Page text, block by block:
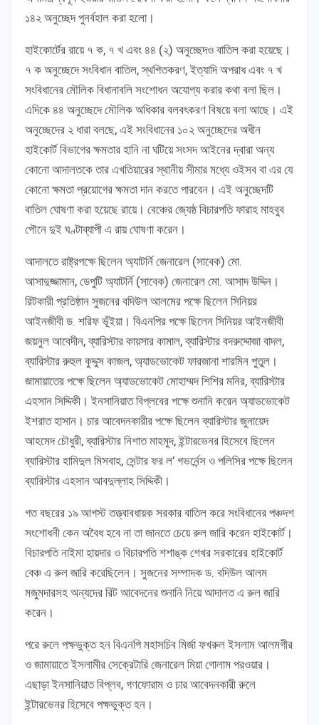
১৪২ অনুচ্ছেদ পুনর্বহাল করা হলো।
হাইকোর্টের রায়ে ৭ ক, ৭ খ এবং ৪৪ (২) অনুচ্ছেদও বাতিল করা হয়েছে।
৭ ক অনুচ্ছেদে সংবিধান বাতিল, স্থগিতকরণ, ইত্যাদি অপরাধ এবং ৭ খ
সংবিধানের মৌলিক বিধানাবলি সংশোধন অযোগ্য করার কথা বলা ছিল।
এদিকে ৪৪ অনুচ্ছেদে মৌলিক অধিকার বলবৎকরণ বিষয়ে বলা আছে। এই
অনুচ্ছেদের ২ ধারা বলছে, এই সংবিধানের ১০২ অনুচ্ছেদের অধীন
হাইকোর্ট বিভাগের ক্ষমতার হানি না ঘটিয়ে সংসদ আইনের দ্বারা অন্য
কোনো আদালতকে তার এখতিয়ারের স্থানীয় সীমার মধ্যে ওইসব বা এর যে
কোনো ক্ষমতা প্রয়োগের ক্ষমতা দান করতে পারবেন। এই অনুচ্ছেদটি
বাতিল ঘোষণা করা হয়েছে রায়ে। বেঞ্চের জ্যেষ্ঠ বিচারপতি ফারাহ মাহবুব
পৌনে দুই ঘণ্টাব্যাপী এ রায় ঘোষণা করেন।
আদালতে রাষ্ট্রপক্ষে ছিলেন অ্যাটর্নি জেনারেল (সাবেক) মো.
আসাদুজ্জামান, ডেপুটি অ্যাটর্নি (সাবেক) জেনারেল মো. আসাদ উদ্দিন।
রিটকারী প্রতিষ্ঠান সুজনের বদিউল আলমের পক্ষে ছিলেন সিনিয়র
আইনজীবী ড. শরিফ ভূঁইয়া। বিএনপির পক্ষে ছিলেন সিনিয়র আইনজীবী
জয়নুল আবেদীন, ব্যারিস্টার কায়সার কামাল, ব্যারিস্টার বদরুদ্দোজা বাদল,
ব্যারিস্টার রুহুল কুদ্দুস কাজল, অ্যাডভোকেট ফারজানা শারমিন পুতুল।
জামায়াতের পক্ষে ছিলেন অ্যাডভোকেট মোহাম্মদ শিশির মনির, ব্যারিস্টার
এহসান সিদ্দিকী। ইনসানিয়াত বিপ্লবের পক্ষে শুনানি করেন অ্যাডভোকেট
ইশরাত হাসান। চার আবেদনকারীর পক্ষে ছিলেন ব্যারিস্টার জুনায়েদ
আহমেদ চৌধুরী, ব্যারিস্টার নিশাত মাহমুদ, ইন্টারভেনর হিসেবে ছিলেন
ব্যারিস্টার হামিদুল মিসবাহ, সেন্টার ফর ল’ গভর্নেন্স ও পলিসির পক্ষে ছিলেন
ব্যারিস্টার এহসান আবদুল্লাহ সিদ্দিকী।
গত বছরের ১৯ আগস্ট তত্ত্বাবধায়ক সরকার বাতিল করে সংবিধানের পঞ্চদশ
সংশোধনী কেন অবৈধ হবে না তা জানতে চেয়ে রুল জারি করেন হাইকোর্ট।
বিচারপতি নাইমা হায়দার ও বিচারপতি শশাঙ্ক শেখর সরকারের হাইকোর্ট
বেঞ্চ এ রুল জারি করেছিলেন। সুজনের সম্পাদক ড. বদিউল আলম
মজুমদারসহ অন্যদের রিট আবেদনের শুনানি নিয়ে আদালত এ রুল জারি
করেন।
পরে রুলে পক্ষভুক্ত হন বিএনপি মহাসচিব মির্জা ফখরুল ইসলাম আলমগীর
ও জামায়াতে ইসলামীর সেক্রেটারি জেনারেল মিয়া গোলাম পরওয়ার।
এছাড়া ইনসানিয়াত বিপ্লব, গণফোরাম ও চার আবেদনকারী রুলে
ইন্টারভেনর হিসেবে পক্ষভুক্ত হন।